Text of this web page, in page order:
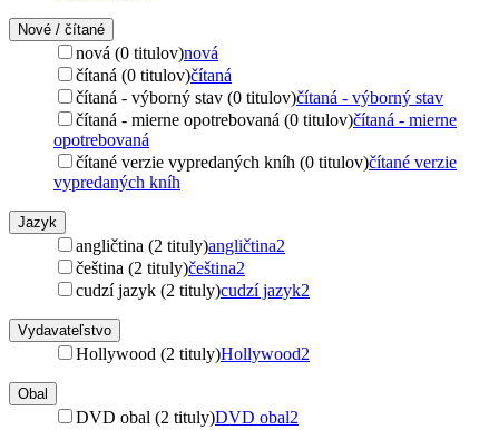
Nové / čítané
nová (0 titulov)nová
čítaná (0 titulov)čítaná
čítaná - výborný stav (0 titulov)čítaná - výborný stav
čítaná - mierne opotrebovaná (0 titulov)čítaná - mierne
opotrebovaná
čítané verzie vypredaných kníh (0 titulov)čítané verzie
vypredaných kníh
Jazyk
angličtina (2 tituly)angličtina2
čeština (2 tituly)čeština2
cudzí jazyk (2 tituly)cudzí jazyk2
Vydavateľstvo
Hollywood (2 tituly)Hollywood2
Obal
DVD obal (2 tituly)DVD obal2